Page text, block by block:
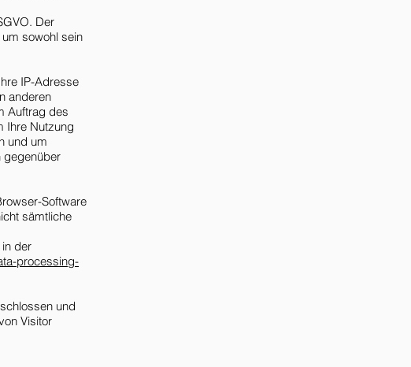
Der
sowohl sein
IP-Adresse
anderen
Auftrag des
Ihre Nutzung
und um
gegenüber
Software
sämtliche
der
processing-
und
Visitor